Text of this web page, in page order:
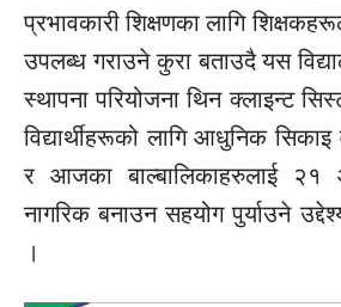
प्रभावकारी शिक्षणका लागि
उपलब्ध गराउने कुरा बताउदै यस
स्थापना परियोजना थिन क्लाइन्ट
विद्यार्थीहरूको लागि आधुनिक सिकाइ
र आजका बाल्बालिकाहरुलाई २१
नागरिक बनाउन सहयोग पुर्याउने
।